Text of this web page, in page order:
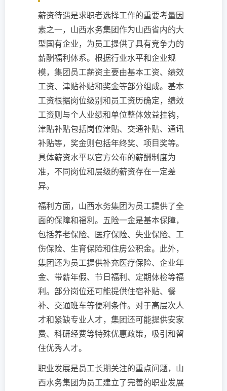
薪资待遇是求职者选择工作的重要考量因
素之一，山西水务集团作为山西省内的大
型国有企业，为员工提供了具有竞争力的
薪酬福利体系。根据行业水平和企业规
模，集团员工薪资主要由基本工资、绩效
工资、津贴补贴和奖金等部分组成。基本
工资根据岗位级别和员工资历确定，绩效
工资则与个人业绩和单位整体效益挂钩，
津贴补贴包括岗位津贴、交通补贴、通讯
补贴等，奖金则包括年终奖、项目奖等。
具体薪资水平以官方公布的薪酬制度为
准，不同岗位和层级的薪资存在一定差
异。
福利方面，山西水务集团为员工提供了全
面的保障和福利。五险一金是基本保障，
包括养老保险、医疗保险、失业保险、工
伤保险、生育保险和住房公积金。此外，
集团还为员工提供补充医疗保险、企业年
金、带薪年假、节日福利、定期体检等福
利。部分岗位还可能提供住宿补贴、餐
补、交通班车等便利条件。对于高层次人
才和紧缺专业人才，集团还可能提供安家
费、科研经费等特殊优惠政策，吸引和留
住优秀人才。
职业发展是员工长期关注的重点问题，山
西水务集团为员工建立了完善的职业发展